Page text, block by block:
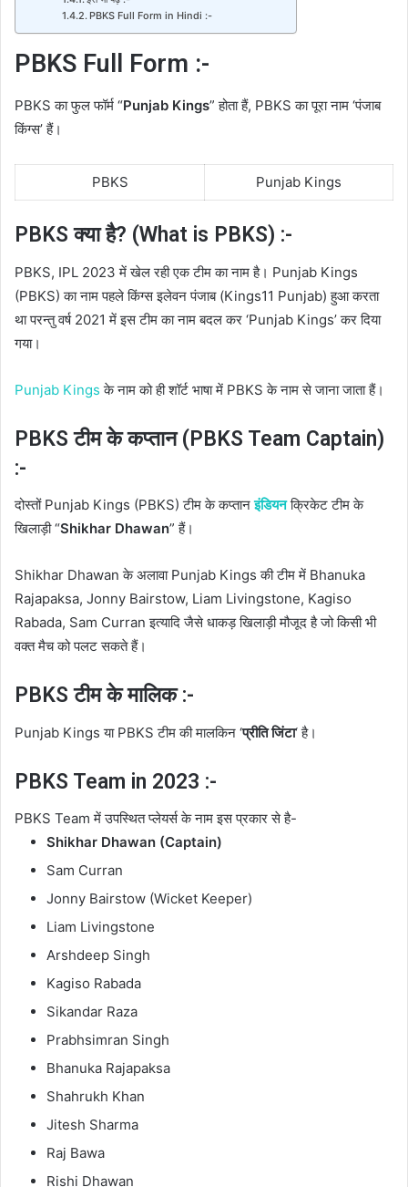
PBKS Full Form in Hindi :-
PBKS Full Form :-
PBKS का फुल फॉर्म “Punjab Kings” होता हैं, PBKS का पूरा नाम ‘पंजाब
किंग्स’ हैं।
PBKS Punjab Kings
PBKS क्या है? (What is PBKS) :-
PBKS, IPL 2023 में खेल रही एक टीम का नाम है। Punjab Kings
(PBKS) का नाम पहले किंग्स इलेवन पंजाब (Kings11 Punjab) हुआ करता
था परन्तु वर्ष 2021 में इस टीम का नाम बदल कर ‘Punjab Kings’ कर दिया
गया।
Punjab Kings के नाम को ही शॉर्ट भाषा में PBKS के नाम से जाना जाता हैं।
PBKS टीम के कप्तान (PBKS Team Captain)
:-
दोस्तों Punjab Kings (PBKS) टीम के कप्तानइंडियन क्रिकेट टीम के
खिलाड़ी “Shikhar Dhawan” हैं।
Shikhar Dhawan के अलावा Punjab Kings की टीम में Bhanuka
Rajapaksa, Jonny Bairstow, Liam Livingstone, Kagiso
Rabada, Sam Curran इत्यादि जैसे धाकड़ खिलाड़ी मौजूद है जो किसी भी
वक्त मैच को पलट सकते हैं।
PBKS टीम के मालिक :-
Punjab Kings या PBKS टीम की मालकिन ‘प्रीति जिंटा‘ है।
PBKS Team in 2023 :-
PBKS Team में उपस्थित प्लेयर्स के नाम इस प्रकार से है-
Shikhar Dhawan (Captain)
Sam Curran
Jonny Bairstow (Wicket Keeper)
Liam Livingstone
Arshdeep Singh
Kagiso Rabada
Sikandar Raza
Prabhsimran Singh
Bhanuka Rajapaksa
Shahrukh Khan
Jitesh Sharma
Raj Bawa
Rishi Dhawan